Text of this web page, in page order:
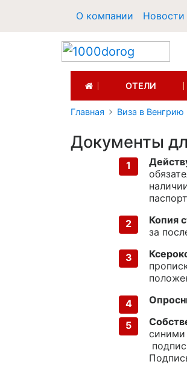
О компании Новости
(CURRENT)ОТЕЛИ
Главная Виза в Венгрию
Документы
Копия
за
синими